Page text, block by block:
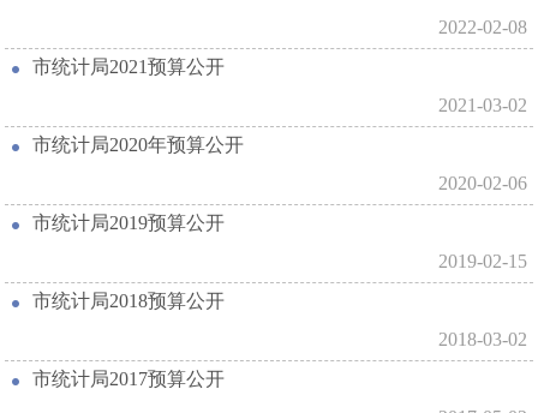
2022-02-08
市统计局2021预算公开
2021-03-02
市统计局2020年预算公开
2020-02-06
市统计局2019预算公开
2019-02-15
市统计局2018预算公开
2018-03-02
市统计局2017预算公开